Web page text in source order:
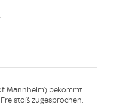
Mannheim) bekommt
zugesprochen.